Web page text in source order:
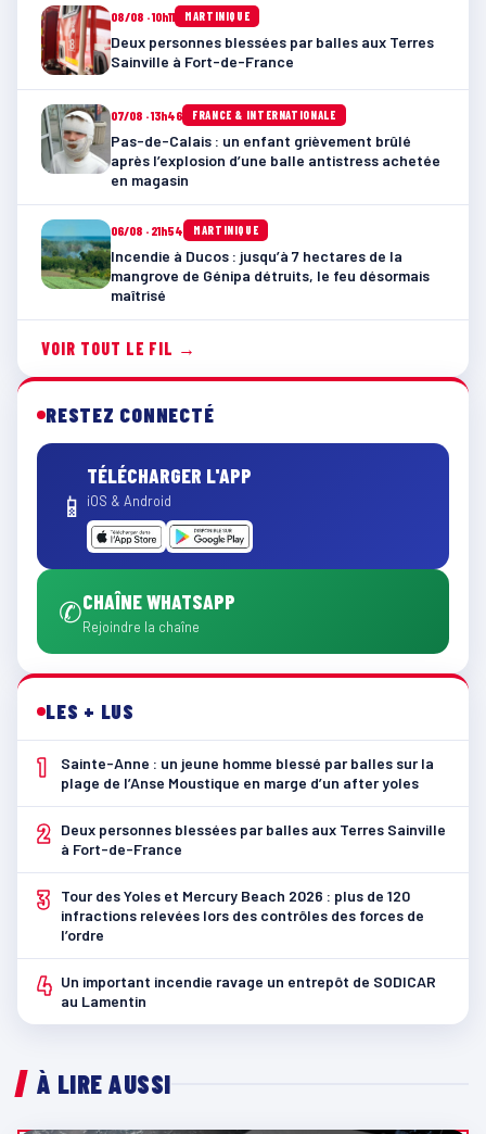
08/08 · 10h11 MARTINIQUE
Deux personnes blessées par balles aux Terres
Sainville à Fort-de-France
07/08 · 13h46 FRANCE & INTERNATIONALE
Pas-de-Calais : un enfant grièvement brûlé
après l’explosion d’une balle antistress achetée
en magasin
06/08 · 21h54 MARTINIQUE
Incendie à Ducos : jusqu’à 7 hectares de la
mangrove de Génipa détruits, le feu désormais
maîtrisé
VOIR TOUT LE FIL →
RESTEZ CONNECTÉ
📱
TÉLÉCHARGER L'APP
iOS & Android
✆CHAÎNE WHATSAPP
Rejoindre la chaîne
LES + LUS
1
Sainte-Anne : un jeune homme blessé par balles sur la
plage de l’Anse Moustique en marge d’un after yoles
2
Deux personnes blessées par balles aux Terres Sainville
à Fort-de-France
3
Tour des Yoles et Mercury Beach 2026 : plus de 120
infractions relevées lors des contrôles des forces de
l’ordre
4 Un important incendie ravage un entrepôt de SODICAR
au Lamentin
À LIRE AUSSI